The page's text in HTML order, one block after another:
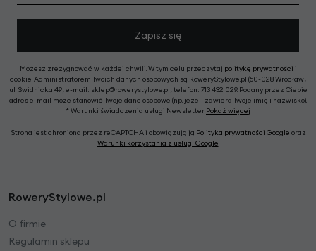
Zapisz się
Możesz zrezygnować w każdej chwili. W tym celu przeczytaj politykę prywatności i
cookie. Administratorem Twoich danych osobowych są RoweryStylowe.pl (50-028 Wrocław,
ul. Świdnicka 49; e-mail: sklep@rowerystylowe.pl, telefon: 713 432 029. Podany przez Ciebie
adres e-mail może stanowić Twoje dane osobowe (np. jeżeli zawiera Twoje imię i nazwisko).
* Warunki świadczenia usługi Newsletter Pokaż więcej
Strona jest chroniona przez reCAPTCHA i obowiązują ją Polityka prywatności Google oraz
Warunki korzystania z usługi Google.
RoweryStylowe.pl
O firmie
Regulamin sklepu